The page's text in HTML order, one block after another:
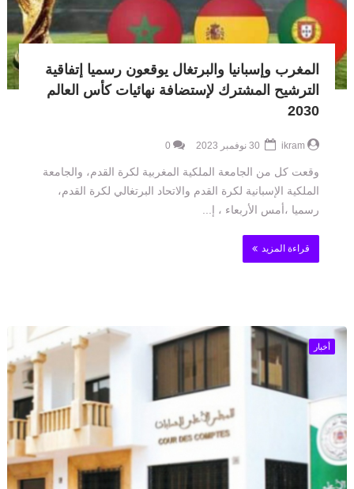
المغرب وإسبانيا والبرتغال يوقعون رسميا إتفاقية
الترشيح المشترك لإستضافة نهائيات كأس العالم
2030
ikram
0
وقعت كل من الجامعة الملكية المغربية لكرة القدم، والجامعة
الملكية الإسبانية لكرة القدم والاتحاد البرتغالي لكرة القدم،
رسميا ،أمس الأربعاء ، إ...
قراءة المزيد
أخبار